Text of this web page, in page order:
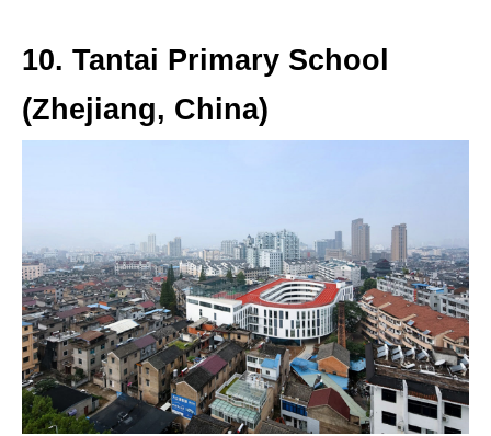
10. Tantai Primary School
(Zhejiang, China)